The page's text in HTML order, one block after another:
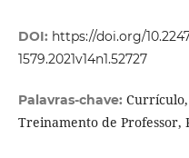
DOI: https://doi.org/
1579.2021v14n1.52727
Palavras-chave:
Treinamento de Professor,